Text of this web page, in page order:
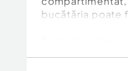
bucătăria poate
Poate fi o